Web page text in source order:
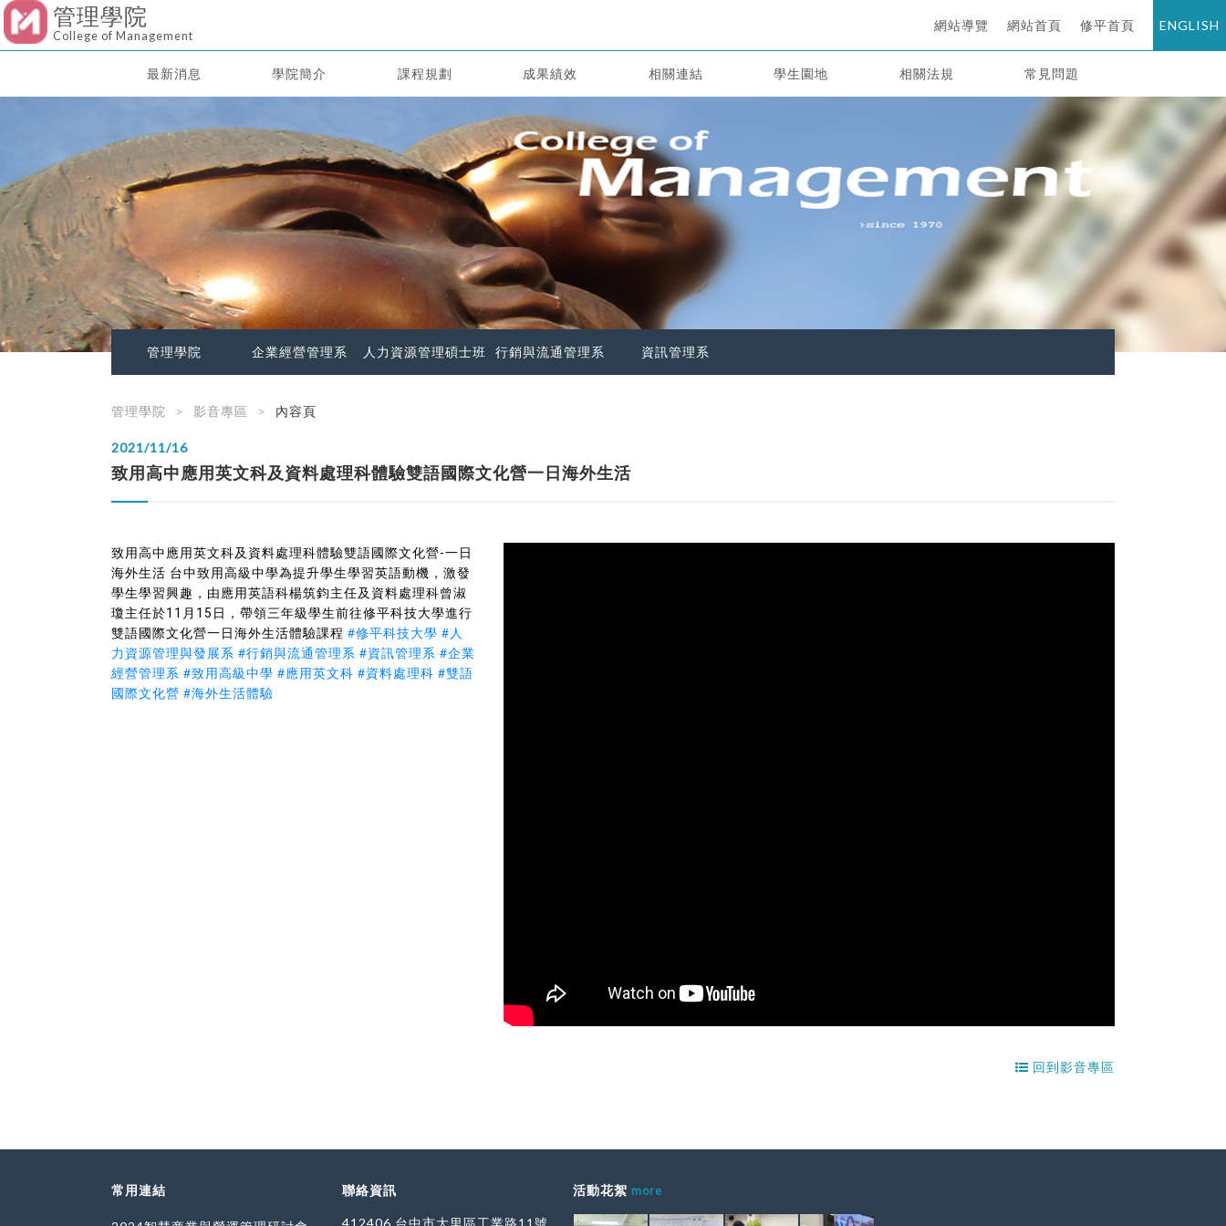
管理學院
College of Management
網站導覽 網站首頁 修平首頁 ENGLISH
最新消息 學院簡介 課程規劃 成果績效 相關連結 學生園地 相關法規 常見問題
管理學院 企業經營管理系 人力資源管理碩士班 行銷與流通管理系 資訊管理系
管理學院 影音專區 內容頁
2021/11/16
致用高中應用英文科及資料處理科體驗雙語國際文化營一日海外生活
致用高中應用英文科及資料處理科體驗雙語國際文化營-一日
海外生活 台中致用高級中學為提升學生學習英語動機，激發
學生學習興趣，由應用英語科楊筑鈞主任及資料處理科曾淑
瓊主任於11月15日，帶領三年級學生前往修平科技大學進行
雙語國際文化營一日海外生活體驗課程 #修平科技大學 #人
力資源管理與發展系 #行銷與流通管理系 #資訊管理系 #企業
經營管理系 #致用高級中學 #應用英文科 #資料處理科 #雙語
國際文化營 #海外生活體驗
回到影音專區
常用連結 聯絡資訊
412406 台中市大里區工業路11號
活動花絮 more